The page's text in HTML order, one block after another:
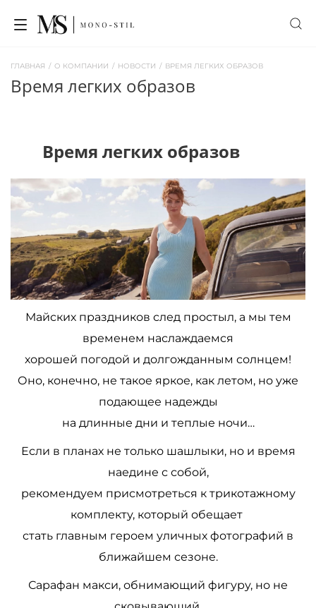
ГЛАВНАЯ / О КОМПАНИИ / НОВОСТИ / ВРЕМЯ ЛЕГКИХ ОБРАЗОВ
время легких образов
Время легких образов
Майских праздников след простыл, а мы тем
временем наслаждаемся
хорошей погодой и долгожданным солнцем!
Оно, конечно, не такое яркое, как летом, но уже
подающее надежды
на длинные дни и теплые ночи…
Если в планах не только шашлыки, но и время
наедине с собой,
рекомендуем присмотреться к трикотажному
комплекту, который обещает
стать главным героем уличных фотографий в
ближайшем сезоне.
Сарафан макси, обнимающий фигуру, но не